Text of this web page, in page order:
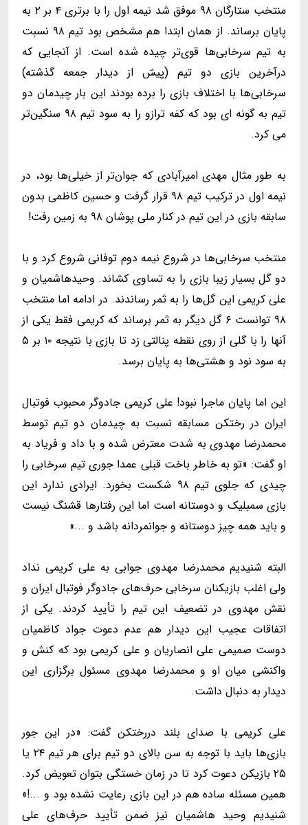
منتخب ستارگان ۹۸ موفق شد نیمه اول را با برتری ۴ بر ۲ به
پایان برساند. از همان ابتدا هم مشخص بود تیم ۹۸ نسبت
به تیم سرخابی‌ها قوی‌تر چیده شده است. از آنجایی که
درآخرین بازی دو تیم (پیش از دیدار جمعه گذشته)
سرخابی‌ها با اختلاف بازی را برده بودند این بار چیدمان دو
تیم به گونه ای بود که کفه ترازو را به سود تیم ۹۸ سنگین‌تر
می کرد.
به طور مثال مهدی امیرآبادی که جوان‌تر از خیلی‌ها بود، در
نیمه اول در ترکیب تیم ۹۸ قرار گرفت و حسین کاظمی بدون
سابقه بازی در این تیم در کنار ملی پوشان ۹۸ به زمین رفت!
منتخب سرخابی‌ها در شروع نیمه دوم توفانی شروع کرد و با
دو گل بسیار زیبا بازی را به تساوی کشاند. وحیدهاشمیان و
علی کریمی این گل‌ها را به ثمر رساندند. در ادامه اما منتخب
۹۸ توانست ۶ گل دیگر به ثمر برساند که کریمی فقط یکی از
آنها را با گلی از روی نقطه پنالتی زد تا بازی با نتیجه ۱۰ بر ۵
به سود نود و هشتی‌ها به پایان برسد.
این اما پایان ماجرا نبود! علی کریمی جادوگر محبوب فوتبال
ایران در رختکن مسابقه نسبت به چیدمان دو تیم توسط
محمدرضا مهدوی به شدت معترض شده و با داد و فریاد به
او گفت: «تو به خاطر باخت قبلی عمدا جوری تیم سرخابی را
چیدی که جلوی تیم ۹۸ شکست بخورد. ایرادی ندارد این
بازی سمبلیک و دوستانه است اما این رفتارها قشنگ نیست
و باید همه چیز دوستانه و جوانمردانه باشد و ...»
البته شنیدیم محمدرضا مهدوی جوابی به علی کریمی نداد
ولی اغلب بازیکنان سرخابی حرف‌های جادوگر فوتبال ایران و
نقش مهدوی در تضعیف این تیم را تأیید کردند. یکی از
اتفاقات عجیب این دیدار هم عدم دعوت جواد کاظمیان
دوست صمیمی علی انصاریان و علی کریمی بود که کنش و
واکنشی میان او و محمدرضا مهدوی مسئول برگزاری این
دیدار به دنبال داشت.
علی کریمی با صدای بلند دررختکن گفت: «در این جور
بازی‌ها باید با توجه به سن بالای دو تیم برای هر تیم ۲۴ یا
۲۵ بازیکن دعوت کرد تا در زمان خستگی بتوان تعویض کرد.
همین مسئله ساده هم در این بازی رعایت نشده بود و ...!»
شنیدیم وحید ‌هاشمیان نیز ضمن تأیید حرف‌های علی